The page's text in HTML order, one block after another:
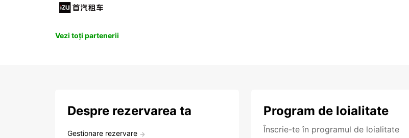
Vezi toți partenerii
Despre rezervarea ta
Gestionare rezervare
Program de loialitate
Înscrie-te în programul de loialitate